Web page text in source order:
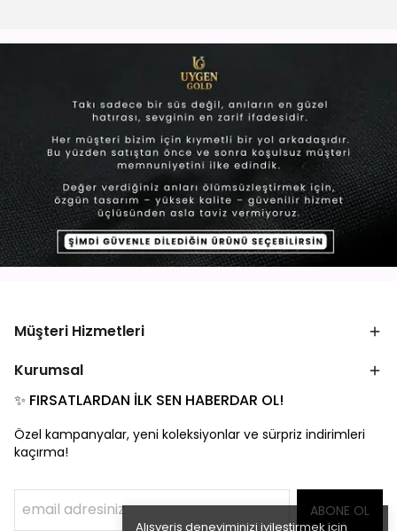
Alışveriş deneyiminizi iyileştirmek için
Müşteri Hizmetleri
Kurumsal
✨ FIRSATLARDAN İLK SEN HABERDAR OL!
Özel kampanyalar, yeni koleksiyonlar ve sürpriz indirimleri
kaçırma!
ABONE OL